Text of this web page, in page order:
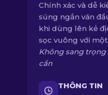
Chính xác và dễ
súng ngắn ván
khi dùng lên kẻ
sọc vuông với
Không sang
cần
THÔNG TIN